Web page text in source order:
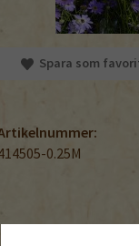
Spara som
0.25M